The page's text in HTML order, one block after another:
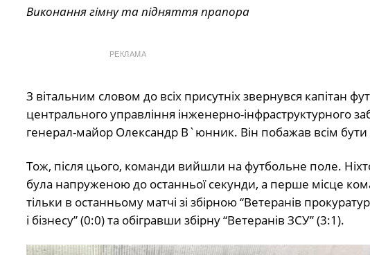
Виконання гімну та підняття прапора
РЕКЛАМА
З вітальним словом до всіх присутніх звернувся капітан
центрального управління інженерно-інфраструктурного
генерал-майор Олександр В`юнник. Він побажав всім
Тож, після цього, команди вийшли на футбольне поле.
була напруженою до останньої секунди, а перше місце
тільки в останньому матчі зі збірною “Ветеранів
і бізнесу” (0:0) та обігравши збірну “Ветеранів ЗСУ” (3:1).